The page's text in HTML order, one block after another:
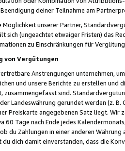
deiner Teilnahme am
Möglichkeit unserer Partner,
sich (ungeachtet etwaiger Fristen) das
zu Einschränkungen für
von Vergütungen
Anstrengungen unternehmen,
und unsere Berichte zu erstellen und
zusammengefasst sind.
Landeswährung gerundet werden (z.
Preiskarte angegebenen Satz liegt.
60 Tage nach Ende jedes
du Zahlungen in einer anderen
dich damit einverstanden, dass die